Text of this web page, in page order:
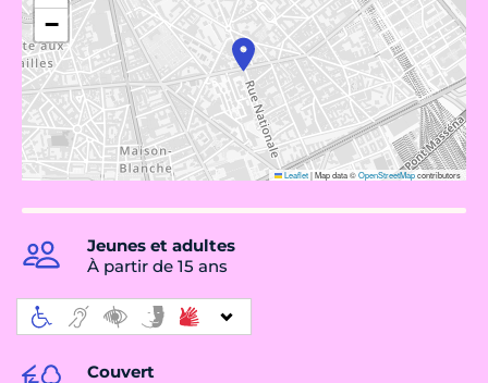
−
Leaflet|Map data ©OpenStreetMapcontributors
Jeunes et adultes
À partir de 15 ans
Couvert